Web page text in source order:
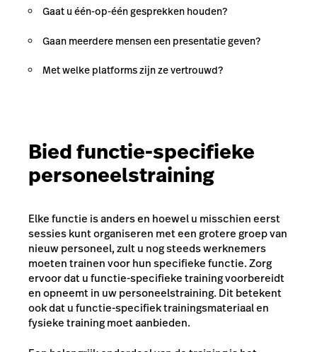
Gaat u één-op-één gesprekken houden?
Gaan meerdere mensen een presentatie geven?
Met welke platforms zijn ze vertrouwd?
Bied functie-specifieke
personeelstraining
Elke functie is anders en hoewel u misschien eerst
sessies kunt organiseren met een grotere groep van
nieuw personeel, zult u nog steeds werknemers
moeten trainen voor hun specifieke functie. Zorg
ervoor dat u functie-specifieke training voorbereidt
en opneemt in uw personeelstraining. Dit betekent
ook dat u functie-specifiek trainingsmateriaal en
fysieke training moet aanbieden.